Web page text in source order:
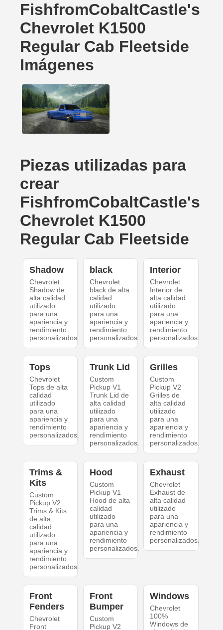
FishfromCobaltCastle's
Chevrolet K1500
Regular Cab Fleetside
Imágenes
Piezas utilizadas para
crear
FishfromCobaltCastle's
Chevrolet K1500
Regular Cab Fleetside
Shadow
Chevrolet
Shadow de
alta calidad
utilizado
para una
apariencia y
rendimiento
personalizados.
black
Chevrolet
black de alta
calidad
utilizado
para una
apariencia y
rendimiento
personalizados.
Interior
Chevrolet
Interior de
alta calidad
utilizado
para una
apariencia y
rendimiento
personalizados.
Tops
Chevrolet
Tops de alta
calidad
utilizado
para una
apariencia y
rendimiento
personalizados.
Trunk Lid
Custom
Pickup V1
Trunk Lid de
alta calidad
utilizado
para una
apariencia y
rendimiento
personalizados.
Grilles
Custom
Pickup V2
Grilles de
alta calidad
utilizado
para una
apariencia y
rendimiento
personalizados.
Trims &
Kits
Custom
Pickup V2
Trims & Kits
de alta
calidad
utilizado
para una
apariencia y
rendimiento
personalizados.
Hood
Custom
Pickup V1
Hood de alta
calidad
utilizado
para una
apariencia y
rendimiento
personalizados.
Exhaust
Chevrolet
Exhaust de
alta calidad
utilizado
para una
apariencia y
rendimiento
personalizados.
Front
Fenders
Chevrolet
Front
Front
Bumper
Custom
Pickup V2
Windows
Chevrolet
100%
Windows de